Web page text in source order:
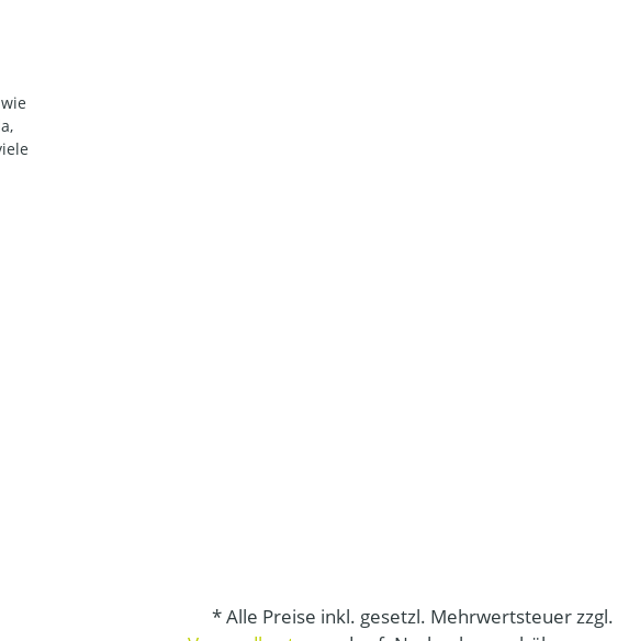
* Alle Preise inkl. gesetzl. Mehrwertsteuer zzgl.